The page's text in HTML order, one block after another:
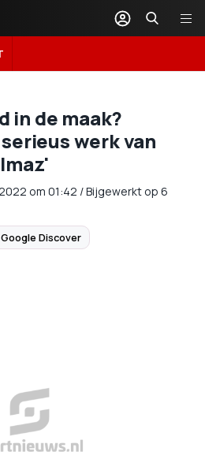
in de maak?
werk van
om 01:42 /Bijgewerkt op 6
Discover